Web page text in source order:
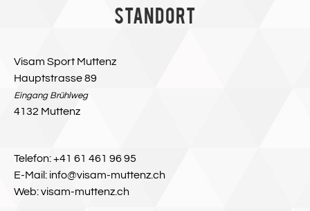
Standort
Visam Sport Muttenz
Hauptstrasse 89
Eingang Brühlweg
4132 Muttenz
Telefon: +41 61 461 96 95
E-Mail: info@visam-muttenz.ch
Web: visam-muttenz.ch